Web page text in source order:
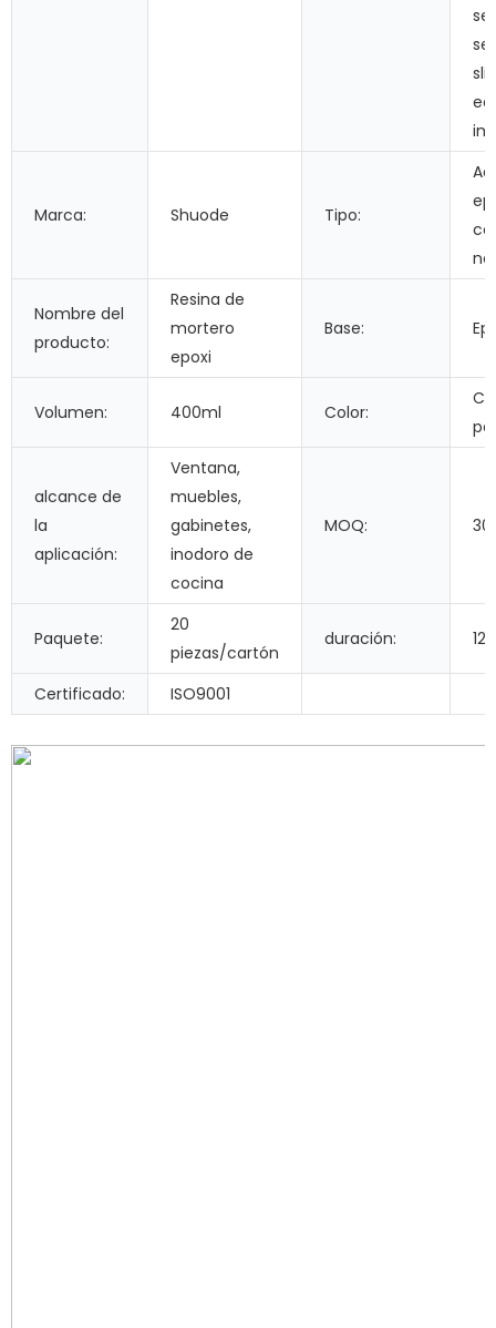
Marca: Shuode Tipo:
Nombre del
producto:
Resina de
mortero
epoxi
Base:
Volumen: 400ml Color:
alcance de
la
aplicación:
Ventana,
muebles,
gabinetes,
inodoro de
cocina
MOQ:
Paquete:
20
piezas/cartón
duración:
Certificado: ISO9001